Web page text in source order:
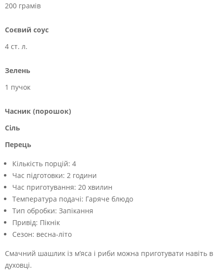
200 грамів
Соєвий соус
4 ст. л.
Зелень
1 пучок
Часник (порошок)
Сіль
Перець
Кількість порцій: 4
Час підготовки: 2 години
Час приготування: 20 хвилин
Температура подачі: Гаряче блюдо
Тип обробки: Запікання
Привід: Пікнік
Сезон: весна-літо
Смачний шашлик із м’яса і риби можна приготувати навіть в
духовці.